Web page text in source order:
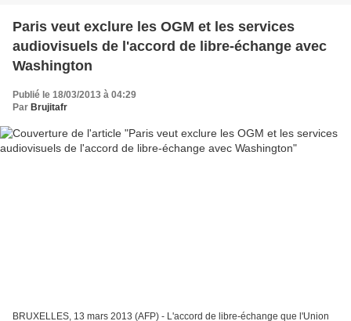
Paris veut exclure les OGM et les services
audiovisuels de l'accord de libre-échange avec
Washington
Publié le 18/03/2013 à 04:29
Par Brujitafr
BRUXELLES, 13 mars 2013 (AFP) - L'accord de libre-échange que l'Union